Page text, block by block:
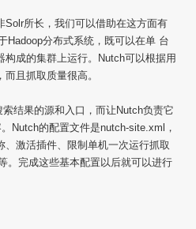
Solr所长，我们可以借助在这方面有
Hadoop分布式系统，既可以在单 台
成的集群上运行。Nutch可以根据用
且抓取质量很高。
结果的源和入口，而让Nutch负责它
Nutch的配置文件是nutch-site.xml，
激活插件、限制单机一次运行抓取
。完成这些基本配置以后就可以进行